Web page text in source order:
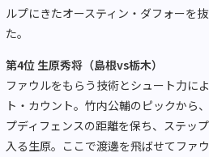
ルプにきたオースティン・ダフォーを
た。
第4位 生原秀将（島根vs栃木）
ファウルをもらう技術とシュート力に
ト・カウント。竹内公輔のピックから
プディフェンスの距離を保ち、ステッ
入る生原。ここで渡邊を飛ばせてファ